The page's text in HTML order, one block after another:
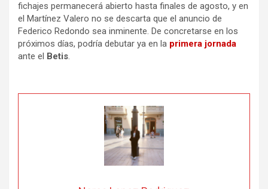
fichajes permanecerá abierto hasta finales de agosto, y en
el Martínez Valero no se descarta que el anuncio de
Federico Redondo sea inminente. De concretarse en los
próximos días, podría debutar ya en la primera jornada
ante el
Betis.